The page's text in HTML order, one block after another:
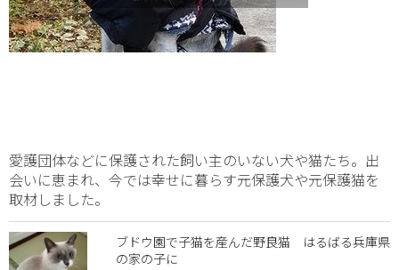
愛護団体などに保護された飼い主のいない犬や猫たち。出
会いに恵まれ、今では幸せに暮らす元保護犬や元保護猫を
取材しました。
ブドウ園で子猫を産んだ野良猫 はるばる兵庫県
の家の子に